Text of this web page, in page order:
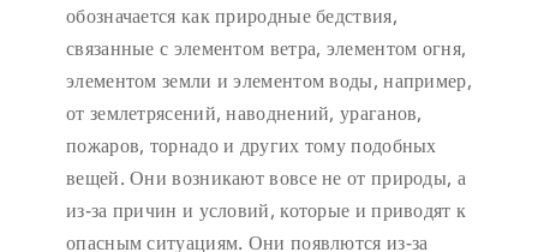
обозначается как природные бедствия,
связанные с элементом ветра, элементом огня,
элементом земли и элементом воды, например,
от землетрясений, наводнений, ураганов,
пожаров, торнадо и других тому подобных
вещей. Они возникают вовсе не от природы, а
из-за причин и условий, которые и приводят к
опасным ситуациям. Они появлются из-за